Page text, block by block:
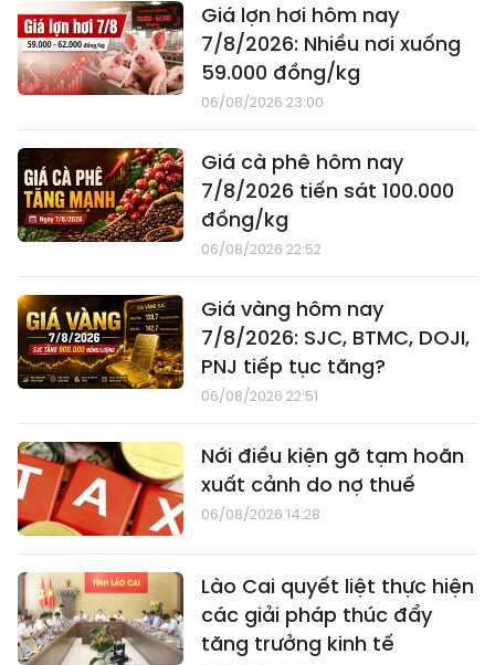
Giá lợn hơi hôm nay
7/8/2026: Nhiều nơi xuống
59.000 đồng/kg
06/08/2026 23:00
Giá cà phê hôm nay
7/8/2026 tiến sát 100.000
đồng/kg
06/08/2026 22:52
Giá vàng hôm nay
7/8/2026: SJC, BTMC, DOJI,
PNJ tiếp tục tăng?
06/08/2026 22:51
Nới điều kiện gỡ tạm hoãn
xuất cảnh do nợ thuế
06/08/2026 14:28
Lào Cai quyết liệt thực hiện
các giải pháp thúc đẩy
tăng trưởng kinh tế